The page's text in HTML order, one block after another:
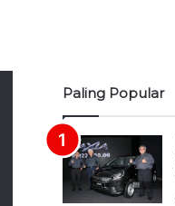
Paling Popular